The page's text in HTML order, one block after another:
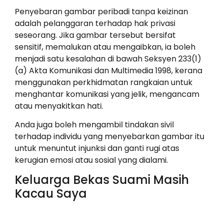
Penyebaran gambar peribadi tanpa keizinan
adalah pelanggaran terhadap hak privasi
seseorang. Jika gambar tersebut bersifat
sensitif, memalukan atau mengaibkan, ia boleh
menjadi satu kesalahan di bawah Seksyen 233(1)
(a) Akta Komunikasi dan Multimedia 1998, kerana
menggunakan perkhidmatan rangkaian untuk
menghantar komunikasi yang jelik, mengancam
atau menyakitkan hati.
Anda juga boleh mengambil tindakan sivil
terhadap individu yang menyebarkan gambar itu
untuk menuntut injunksi dan ganti rugi atas
kerugian emosi atau sosial yang dialami.
Keluarga Bekas Suami Masih
Kacau Saya